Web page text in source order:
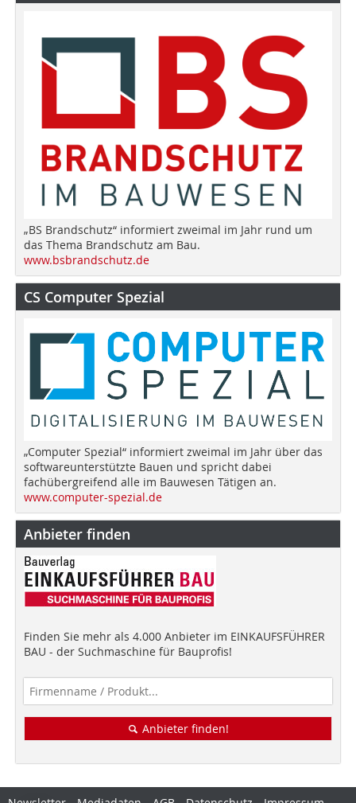
„BS Brandschutz“ informiert zweimal im Jahr rund um
das Thema Brandschutz am Bau.
www.bsbrandschutz.de
CS Computer Spezial
„Computer Spezial“ informiert zweimal im Jahr über das
softwareunterstützte Bauen und spricht dabei
fachübergreifend alle im Bauwesen Tätigen an.
www.computer-spezial.de
Anbieter finden
Finden Sie mehr als 4.000 Anbieter im EINKAUFSFÜHRER
BAU - der Suchmaschine für Bauprofis!
Anbieter finden!